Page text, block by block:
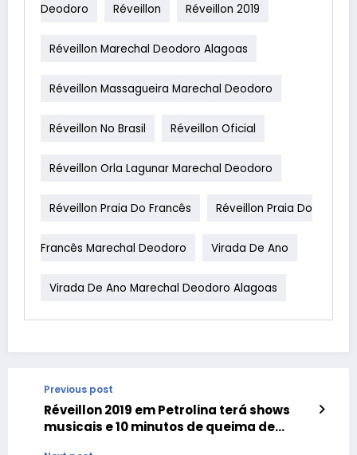
Deodoro Réveillon Réveillon 2019
Réveillon Marechal Deodoro Alagoas
Réveillon Massagueira Marechal Deodoro
Réveillon No Brasil Réveillon Oficial
Réveillon Orla Lagunar Marechal Deodoro
Réveillon Praia Do Francês Réveillon Praia Do
Francês Marechal Deodoro Virada De Ano
Virada De Ano Marechal Deodoro Alagoas
Previous post
Réveillon 2019 em Petrolina terá shows
musicais e 10 minutos de queima de